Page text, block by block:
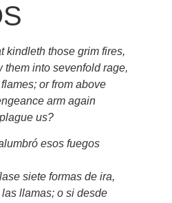
kindleth those grim fires,
into sevenfold rage,
or from above
arm again
us?
esos fuegos
siete formas de ira,
llamas; o si desde